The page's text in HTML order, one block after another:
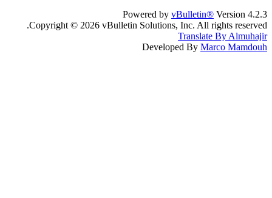
Powered by vBulletin® Version 4.2.3
Copyright © 2026 vBulletin Solutions, Inc. All rights reserved.
Translate By Almuhajir
Developed By Marco Mamdouh